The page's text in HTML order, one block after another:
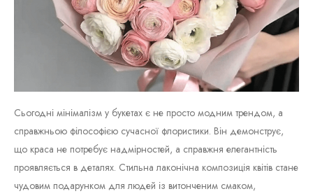
Сьогодні мінімалізм у букетах є не просто модним трендом, а
справжньою філософією сучасної флористики. Він демонструє,
що краса не потребує надмірностей, а справжня елегантність
проявляється в деталях. Стильна лаконічна композиція квітів стане
чудовим подарунком для людей із витонченим смаком,